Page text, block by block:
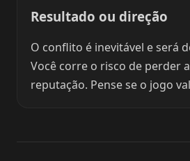
Resultado ou direção
O conflito é inevitável e será
Você corre o risco de perder
reputação. Pense se o jogo